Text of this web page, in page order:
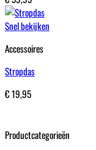
Snel bekijken
Accessoires
Stropdas
€19,95
Productcategorieën